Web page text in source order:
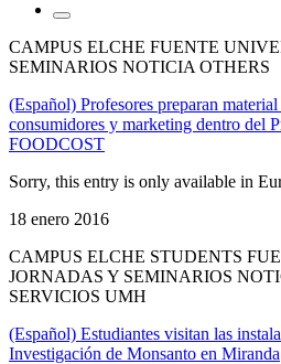
CAMPUS ELCHE FUENTE
SEMINARIOS NOTICIA OTHERS
(Español) Profesores preparan
consumidores y marketing dentro del
FOODCOST
Sorry, this entry is only available in
18 enero 2016
CAMPUS ELCHE STUDENTS
JORNADAS Y SEMINARIOS
SERVICIOS UMH
(Español) Estudiantes visitan las
Investigación de Monsanto en Miranda